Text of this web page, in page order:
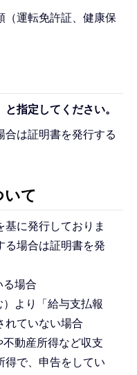
（運転免許証、健康保
指定してください。
合は証明書を発行する
いて
に発行しておりま
る場合は証明書を発
場合
より「給与支払報
れていない場合
動産所得など収支
得で、申告をしてい